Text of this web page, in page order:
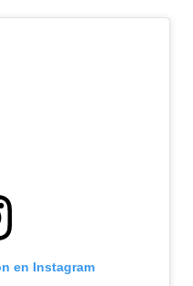
en Instagram